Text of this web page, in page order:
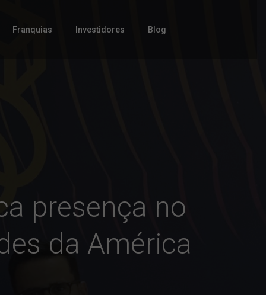
Franquias Investidores Blog
presença no
da América